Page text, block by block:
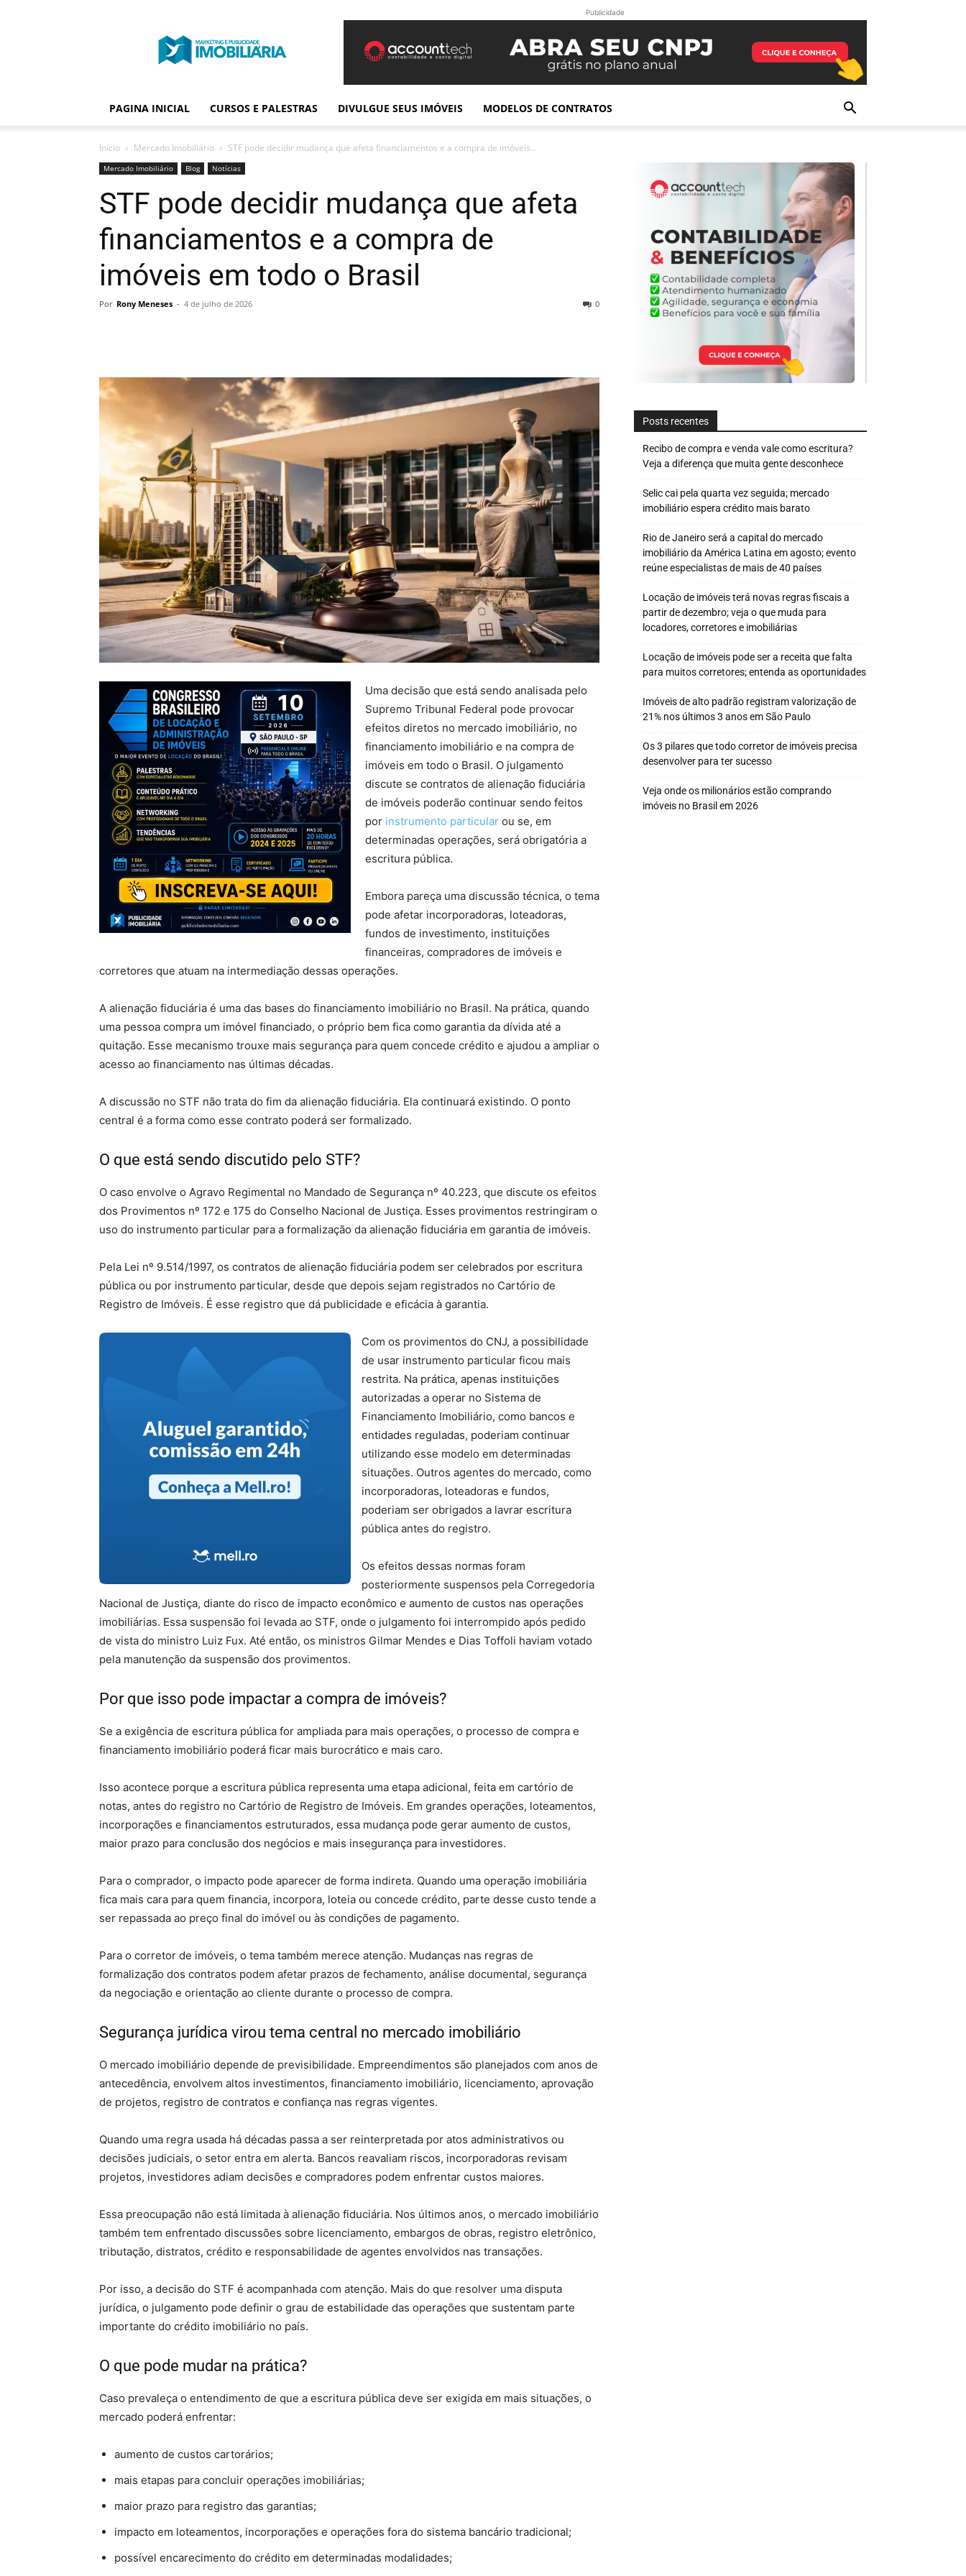
Publicidade
Imobiliária
Publicidade
PAGINA INICIAL CURSOS E PALESTRAS DIVULGUE SEUS IMÓVEIS MODELOS DE CONTRATOS
Início Mercado Imobiliário STF pode decidir mudança que afeta financiamentos e a compra de imóveis...
Mercado Imobiliário Blog Notícias
STF pode decidir mudança que afeta
financiamentos e a compra de
imóveis em todo o Brasil
Por Rony Meneses - 4 de julho de 2026 0
Uma decisão que está sendo analisada pelo
Supremo Tribunal Federal pode provocar
efeitos diretos no mercado imobiliário, no
financiamento imobiliário e na compra de
imóveis em todo o Brasil. O julgamento
discute se contratos de alienação fiduciária
de imóveis poderão continuar sendo feitos
por instrumento particular ou se, em
determinadas operações, será obrigatória a
escritura pública.
Embora pareça uma discussão técnica, o tema
pode afetar incorporadoras, loteadoras,
fundos de investimento, instituições
financeiras, compradores de imóveis e
corretores que atuam na intermediação dessas operações.
A alienação fiduciária é uma das bases do financiamento imobiliário no Brasil. Na prática, quando
uma pessoa compra um imóvel financiado, o próprio bem fica como garantia da dívida até a
quitação. Esse mecanismo trouxe mais segurança para quem concede crédito e ajudou a ampliar o
acesso ao financiamento nas últimas décadas.
A discussão no STF não trata do fim da alienação fiduciária. Ela continuará existindo. O ponto
central é a forma como esse contrato poderá ser formalizado.
O que está sendo discutido pelo STF?
O caso envolve o Agravo Regimental no Mandado de Segurança nº 40.223, que discute os efeitos
dos Provimentos nº 172 e 175 do Conselho Nacional de Justiça. Esses provimentos restringiram o
uso do instrumento particular para a formalização da alienação fiduciária em garantia de imóveis.
Pela Lei nº 9.514/1997, os contratos de alienação fiduciária podem ser celebrados por escritura
pública ou por instrumento particular, desde que depois sejam registrados no Cartório de
Registro de Imóveis. É esse registro que dá publicidade e eficácia à garantia.
Com os provimentos do CNJ, a possibilidade
de usar instrumento particular ficou mais
restrita. Na prática, apenas instituições
autorizadas a operar no Sistema de
Financiamento Imobiliário, como bancos e
entidades reguladas, poderiam continuar
utilizando esse modelo em determinadas
situações. Outros agentes do mercado, como
incorporadoras, loteadoras e fundos,
poderiam ser obrigados a lavrar escritura
pública antes do registro.
Os efeitos dessas normas foram
posteriormente suspensos pela Corregedoria
Nacional de Justiça, diante do risco de impacto econômico e aumento de custos nas operações
imobiliárias. Essa suspensão foi levada ao STF, onde o julgamento foi interrompido após pedido
de vista do ministro Luiz Fux. Até então, os ministros Gilmar Mendes e Dias Toffoli haviam votado
pela manutenção da suspensão dos provimentos.
Por que isso pode impactar a compra de imóveis?
Se a exigência de escritura pública for ampliada para mais operações, o processo de compra e
financiamento imobiliário poderá ficar mais burocrático e mais caro.
Isso acontece porque a escritura pública representa uma etapa adicional, feita em cartório de
notas, antes do registro no Cartório de Registro de Imóveis. Em grandes operações, loteamentos,
incorporações e financiamentos estruturados, essa mudança pode gerar aumento de custos,
maior prazo para conclusão dos negócios e mais insegurança para investidores.
Para o comprador, o impacto pode aparecer de forma indireta. Quando uma operação imobiliária
fica mais cara para quem financia, incorpora, loteia ou concede crédito, parte desse custo tende a
ser repassada ao preço final do imóvel ou às condições de pagamento.
Para o corretor de imóveis, o tema também merece atenção. Mudanças nas regras de
formalização dos contratos podem afetar prazos de fechamento, análise documental, segurança
da negociação e orientação ao cliente durante o processo de compra.
Segurança jurídica virou tema central no mercado imobiliário
O mercado imobiliário depende de previsibilidade. Empreendimentos são planejados com anos de
antecedência, envolvem altos investimentos, financiamento imobiliário, licenciamento, aprovação
de projetos, registro de contratos e confiança nas regras vigentes.
Quando uma regra usada há décadas passa a ser reinterpretada por atos administrativos ou
decisões judiciais, o setor entra em alerta. Bancos reavaliam riscos, incorporadoras revisam
projetos, investidores adiam decisões e compradores podem enfrentar custos maiores.
Essa preocupação não está limitada à alienação fiduciária. Nos últimos anos, o mercado imobiliário
também tem enfrentado discussões sobre licenciamento, embargos de obras, registro eletrônico,
tributação, distratos, crédito e responsabilidade de agentes envolvidos nas transações.
Por isso, a decisão do STF é acompanhada com atenção. Mais do que resolver uma disputa
jurídica, o julgamento pode definir o grau de estabilidade das operações que sustentam parte
importante do crédito imobiliário no país.
O que pode mudar na prática?
Caso prevaleça o entendimento de que a escritura pública deve ser exigida em mais situações, o
mercado poderá enfrentar:
aumento de custos cartorários;
mais etapas para concluir operações imobiliárias;
maior prazo para registro das garantias;
impacto em loteamentos, incorporações e operações fora do sistema bancário tradicional;
possível encarecimento do crédito em determinadas modalidades;
Posts recentes
Recibo de compra e venda vale como escritura?
Veja a diferença que muita gente desconhece
Selic cai pela quarta vez seguida; mercado
imobiliário espera crédito mais barato
Rio de Janeiro será a capital do mercado
imobiliário da América Latina em agosto; evento
reúne especialistas de mais de 40 países
Locação de imóveis terá novas regras fiscais a
partir de dezembro; veja o que muda para
locadores, corretores e imobiliárias
Locação de imóveis pode ser a receita que falta
para muitos corretores; entenda as oportunidades
Imóveis de alto padrão registram valorização de
21% nos últimos 3 anos em São Paulo
Os 3 pilares que todo corretor de imóveis precisa
desenvolver para ter sucesso
Veja onde os milionários estão comprando
imóveis no Brasil em 2026